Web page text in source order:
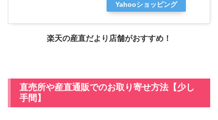
Yahooショッピング
楽天の産直だより店舗がおすすめ！
直売所や産直通販でのお取り寄せ方法【少し
手間】